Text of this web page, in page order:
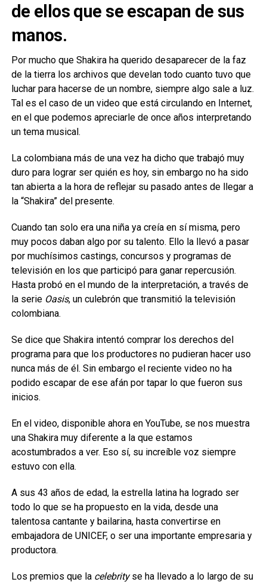
de ellos que se escapan de sus
manos.
Por mucho que Shakira ha querido desaparecer de la faz
de la tierra los archivos que develan todo cuanto tuvo que
luchar para hacerse de un nombre, siempre algo sale a luz.
Tal es el caso de un video que está circulando en Internet,
en el que podemos apreciarle de once años interpretando
un tema musical.
La colombiana más de una vez ha dicho que trabajó muy
duro para lograr ser quién es hoy, sin embargo no ha sido
tan abierta a la hora de reflejar su pasado antes de llegar a
la “Shakira” del presente.
Cuando tan solo era una niña ya creía en sí misma, pero
muy pocos daban algo por su talento. Ello la llevó a pasar
por muchísimos castings, concursos y programas de
televisión en los que participó para ganar repercusión.
Hasta probó en el mundo de la interpretación, a través de
la serie Oasis, un culebrón que transmitió la televisión
colombiana.
Se dice que Shakira intentó comprar los derechos del
programa para que los productores no pudieran hacer uso
nunca más de él. Sin embargo el reciente video no ha
podido escapar de ese afán por tapar lo que fueron sus
inicios.
En el video, disponible ahora en YouTube, se nos muestra
una Shakira muy diferente a la que estamos
acostumbrados a ver. Eso sí, su increíble voz siempre
estuvo con ella.
A sus 43 años de edad, la estrella latina ha logrado ser
todo lo que se ha propuesto en la vida, desde una
talentosa cantante y bailarina, hasta convertirse en
embajadora de UNICEF, o ser una importante empresaria y
productora.
Los premios que la celebrityse ha llevado a lo largo de su